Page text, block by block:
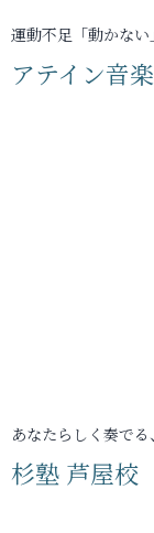
運動不足「動かな
アテイン音
あなたらしく奏で
杉塾 芦屋校